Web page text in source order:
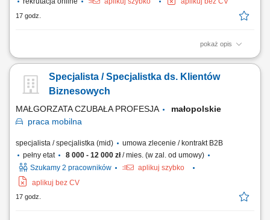
17 godz.
pokaż opis
Opis stanowiska prowadzenie konsultacji z klientami i rozwijanie
zwiększających skuteczność kampanii reklamowych, analizowanie
wyników marketingowych oraz proponowanie nowych możliwości
Specjalista / Specjalistka ds. Klientów
Biznesowych
MAŁGORZATA CZUBAŁA PROFESJA
małopolskie
praca mobilna
specjalista / specjalistka (mid)
umowa zlecenie / kontrakt B2B
pełny etat
8 000 - 12 000 zł/ mies. (w zal. od umowy)
Szukamy 2 pracowników
aplikuj szybko
aplikuj bez CV
17 godz.